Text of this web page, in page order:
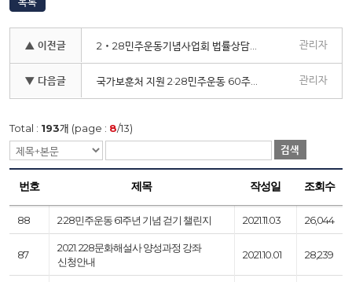
▲ 이전글 관리자
▼ 다음글 관리자
Total : 193개 (page : 8/13)
검색
번호 제목 작성일 조회수
88 2·28민주운동 61주년 기념 걷기 챌린지 2021.11.03 26,044
87
2021. 228문화해설사 양성과정 강좌
신청안내
2021.10.01 28,239